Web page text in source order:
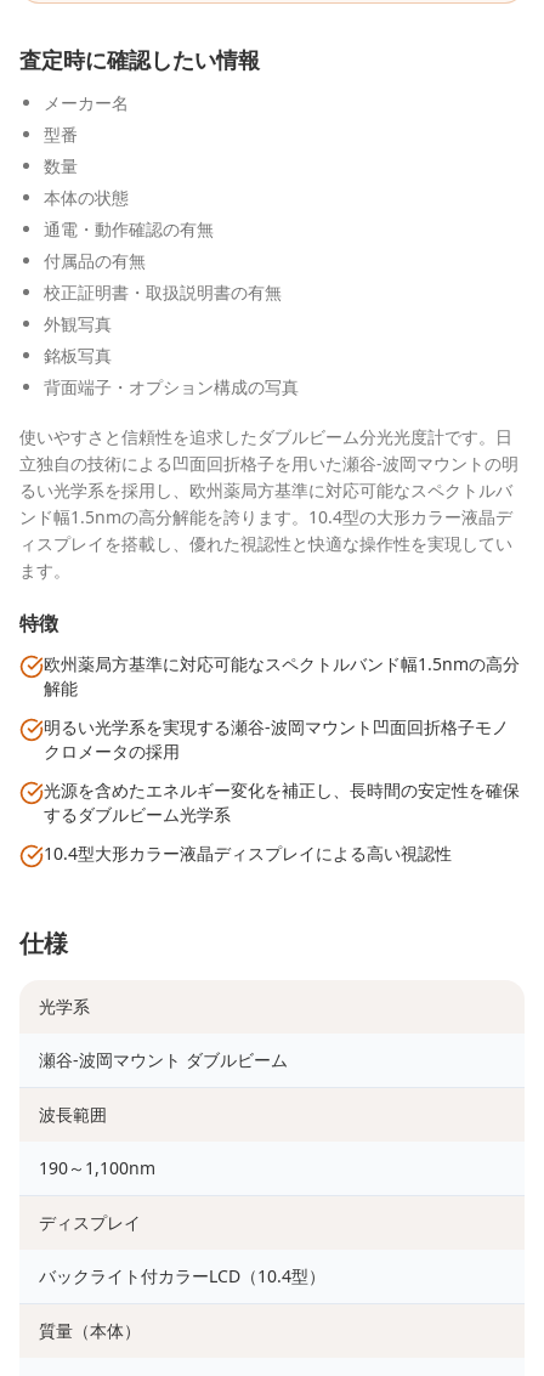
査定時に確認したい情報
メーカー名
型番
数量
本体の状態
通電・動作確認の有無
付属品の有無
校正証明書・取扱説明書の有無
外観写真
銘板写真
背面端子・オプション構成の写真
使いやすさと信頼性を追求したダブルビーム分光光度計です。日
立独自の技術による凹面回折格子を用いた瀬谷-波岡マウントの明
るい光学系を採用し、欧州薬局方基準に対応可能なスペクトルバ
ンド幅1.5nmの高分解能を誇ります。10.4型の大形カラー液晶デ
ィスプレイを搭載し、優れた視認性と快適な操作性を実現してい
ます。
特徴
欧州薬局方基準に対応可能なスペクトルバンド幅1.5nmの高分
解能
明るい光学系を実現する瀬谷-波岡マウント凹面回折格子モノ
クロメータの採用
光源を含めたエネルギー変化を補正し、長時間の安定性を確保
するダブルビーム光学系
10.4型大形カラー液晶ディスプレイによる高い視認性
仕様
光学系
瀬谷-波岡マウント ダブルビーム
波長範囲
190～1,100nm
ディスプレイ
バックライト付カラーLCD（10.4型）
質量（本体）